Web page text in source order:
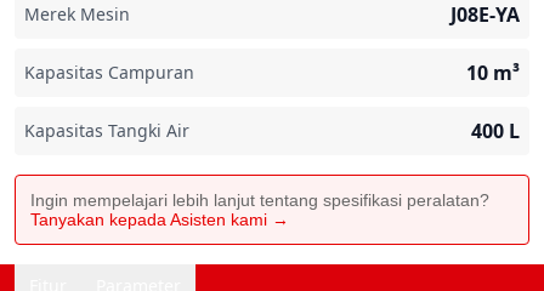
Merek Mesin
J08E-YA
Kapasitas Campuran 10 m³
Kapasitas Tangki Air 400 L
Ingin mempelajari lebih lanjut tentang spesifikasi peralatan?
Tanyakan kepada Asisten kami →